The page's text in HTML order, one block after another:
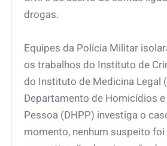
drogas.
Equipes da Polícia Militar
os trabalhos do Instituto de
do Instituto de Medicina Legal
Departamento de Homicídios
Pessoa (DHPP) investiga o
momento, nenhum suspeito